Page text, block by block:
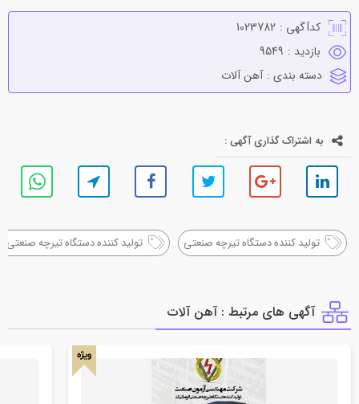
کدآگهی : 1023782
بازدید : 9549
دسته بندی : آهن آلات
به اشتراک گذاری آگهی :
تولید کننده دستگاه تیرچه صنعتی تولید کننده دستگاه تیرچه
آگهی های مرتبط : آهن آلات
ویژه